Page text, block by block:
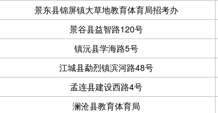
景东县锦屏镇大草地教育体育局招考办
景谷县益智路120号
镇沅县学海路5号
江城县勐烈镇滨河路48号
孟连县建设西路4号
澜沧县教育体育局